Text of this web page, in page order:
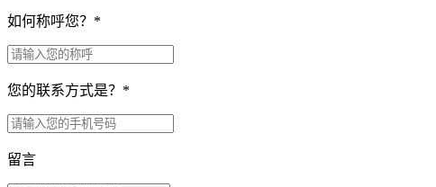
如何称呼您？ *
您的联系方式是？ *
留言